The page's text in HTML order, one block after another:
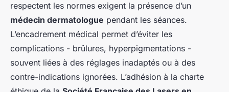
respectent les normes exigent la présence d’un
médecin dermatologue pendant les séances.
L’encadrement médical permet d’éviter les
complications - brûlures, hyperpigmentations -
souvent liées à des réglages inadaptés ou à des
contre-indications ignorées. L’adhésion à la charte